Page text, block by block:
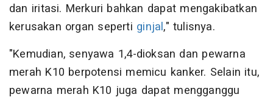
dan iritasi. Merkuri bahkan dapat mengakibatkan
kerusakan organ seperti ginjal," tulisnya.
"Kemudian, senyawa 1,4-dioksan dan pewarna
merah K10 berpotensi memicu kanker. Selain itu,
pewarna merah K10 juga dapat mengganggu